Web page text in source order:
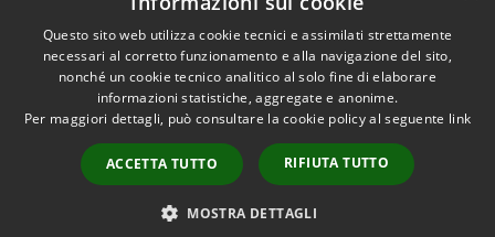
Accessibilità
Copyright © 2026 • Città di
Paullo • Powered by
Municipium•
Accesso
redazione
Questo sito web utilizza cookie tecnici e assimilati strettamente
necessari al corretto funzionamento e alla navigazione del sito,
nonché un cookie tecnico analitico al solo fine di elaborare
informazioni statistiche, aggregate e anonime.
Per maggiori dettagli, può consultare la cookie policy al seguente link
ACCETTA TUTTO RIFIUTA TUTTO
MOSTRA DETTAGLI